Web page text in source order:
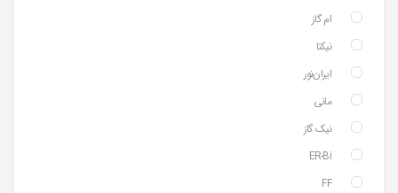
ام گاز
نیکتا
ایران‌نور
مانی
نیک گاز
ER-Bi
FF